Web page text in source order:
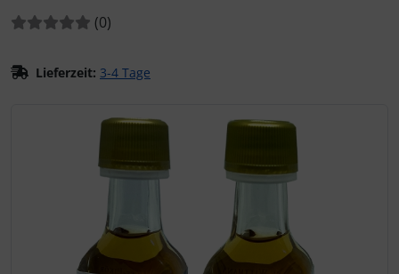
Bewertungen:
(0Bewertungen
)
Lieferzeit: 3-4 Tage
Wenn mehr als ein Produktbild existiert, können Sie die